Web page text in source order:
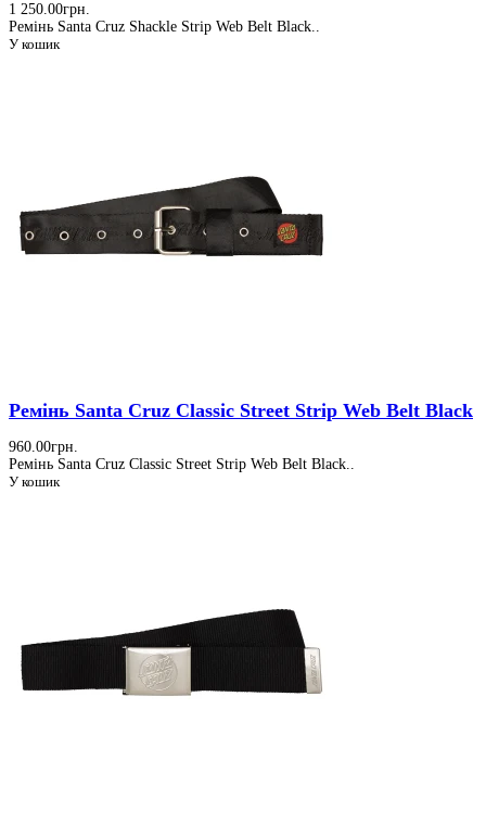
1 250.00грн.
Ремiнь Santa Cruz Shackle Strip Web Belt Black..
У кошик
Ремінь Santa Cruz Classic Street Strip Web Belt Black
960.00грн.
Ремінь Santa Cruz Classic Street Strip Web Belt Black..
У кошик